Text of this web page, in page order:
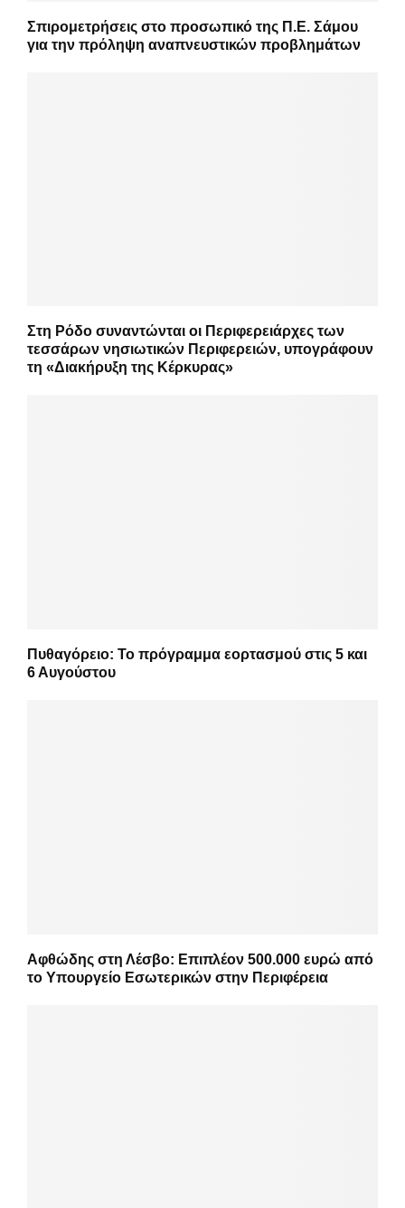
Σπιρομετρήσεις στο προσωπικό της Π.Ε. Σάμου
για την πρόληψη αναπνευστικών προβλημάτων
Στη Ρόδο συναντώνται οι Περιφερειάρχες των
τεσσάρων νησιωτικών Περιφερειών, υπογράφουν
τη «Διακήρυξη της Κέρκυρας»
Πυθαγόρειο: Το πρόγραμμα εορτασμού στις 5 και
6 Αυγούστου
Αφθώδης στη Λέσβο: Επιπλέον 500.000 ευρώ από
το Υπουργείο Εσωτερικών στην Περιφέρεια